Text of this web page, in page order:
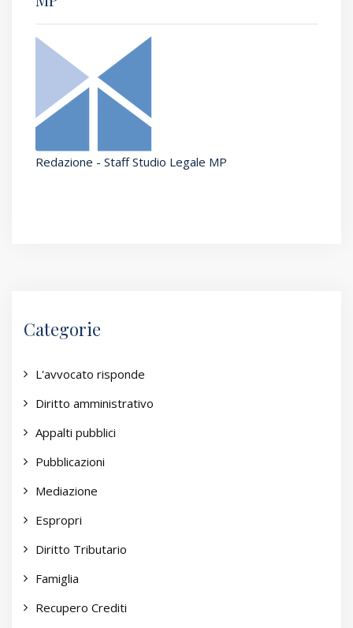
Redazione - Staff Studio Legale MP
Categorie
L'avvocato risponde
Diritto amministrativo
Appalti pubblici
Pubblicazioni
Mediazione
Espropri
Diritto Tributario
Famiglia
Recupero Crediti